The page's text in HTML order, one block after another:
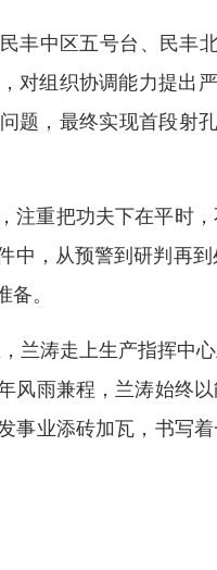
丰中区五号台、民丰
对组织协调能力提出
题，最终实现首段射
注重把功夫下在平时
中，从预警到研判再
。
兰涛走上生产指挥中
风雨兼程，兰涛始终
事业添砖加瓦，书写